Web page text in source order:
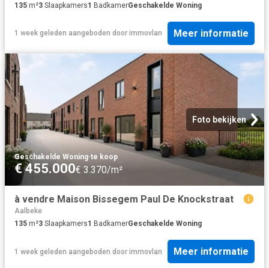
135 m²3 Slaapkamers1 BadkamerGeschakelde Woning
1 week geleden aangeboden door immovlan Meer informatie
Foto bekijken
Geschakelde Woning·te koop
€ 455.000€ 3.370/m²
à vendre Maison Bissegem Paul De Knockstraat
Aalbeke
135 m²3 Slaapkamers1 BadkamerGeschakelde Woning
1 week geleden aangeboden door immovlan Meer informatie